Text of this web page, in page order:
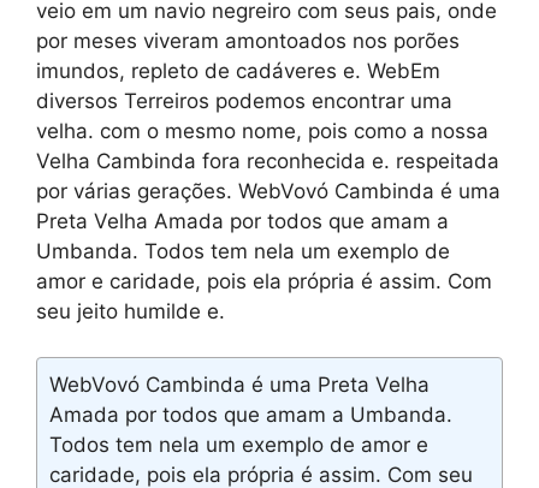
veio em um navio negreiro com seus pais, onde
por meses viveram amontoados nos porões
imundos, repleto de cadáveres e. WebEm
diversos Terreiros podemos encontrar uma
velha. com o mesmo nome, pois como a nossa
Velha Cambinda fora reconhecida e. respeitada
por várias gerações. WebVovó Cambinda é uma
Preta Velha Amada por todos que amam a
Umbanda. Todos tem nela um exemplo de
amor e caridade, pois ela própria é assim. Com
seu jeito humilde e.
WebVovó Cambinda é uma Preta Velha
Amada por todos que amam a Umbanda.
Todos tem nela um exemplo de amor e
caridade, pois ela própria é assim. Com seu